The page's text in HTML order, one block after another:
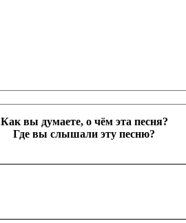
Как вы думаете, о чём эта песня?
Где вы слышали эту песню?